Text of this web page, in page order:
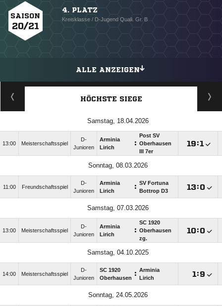
SAISON
20/21
4. PLATZ
Kreisklasse / D-Jugend Quali. Gr. B
ALLE ANZEIGEN
HÖCHSTE SIEGE
Samstag, 18.04.2026
13:00 Meisterschaftsspiel
D-
Junioren
Arminia
Lirich
:
Post SV
Oberhausen
III 7er
:
Sonntag, 08.03.2026
11:00 Freundschaftsspiel
D-
Junioren
Arminia
Lirich
: SV Fortuna
Bottrop D3
:
Samstag, 07.03.2026
13:00 Meisterschaftsspiel
D-
Junioren
Arminia
Lirich
:
SC 1920
Oberhausen
zg.
:
Samstag, 04.10.2025
14:00 Meisterschaftsspiel
D-
Junioren
SC 1920
Oberhausen : Arminia
Lirich
:
Sonntag, 24.05.2026